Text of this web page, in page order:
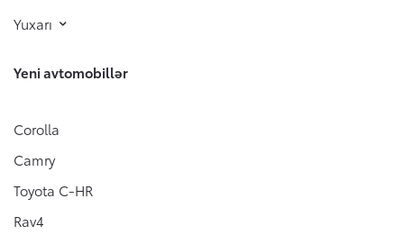
Toyota Kasko
Korporativ təklif
Yuxarı
Yeni avtomobillər
Corolla
Camry
Toyota C-HR
Rav4